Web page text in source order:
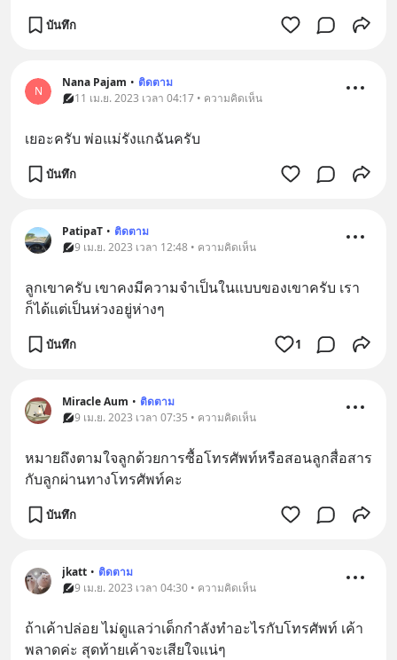
บันทึก
N
Nana​ Pajam • ติดตาม
11 เม.ย. 2023 เวลา 04:17 • ความคิดเห็น
เยอะครับ​ พ่อแม่รังแกฉันครับ
บันทึก
PatipaT • ติดตาม
9 เม.ย. 2023 เวลา 12:48 • ความคิดเห็น
ลูกเขาครับ เขาคงมีความจำเป็นในแบบของเขาครับ เรา
ก็ได้แต่เป็นห่วงอยู่ห่างๆ
บันทึก 1
Miracle Aum • ติดตาม
9 เม.ย. 2023 เวลา 07:35 • ความคิดเห็น
หมายถึงตามใจลูกด้วยการซื้อโทรศัพท์หรือสอนลูกสื่อสาร
กับลูกผ่านทางโทรศัพท์คะ
บันทึก
jkatt • ติดตาม
9 เม.ย. 2023 เวลา 04:30 • ความคิดเห็น
ถ้าเค้าปล่อย ไม่ดูแลว่าเด็กกำลังทำอะไรกับโทรศัพท์ เค้า
พลาดค่ะ สุดท้ายเค้าจะเสียใจแน่ๆ